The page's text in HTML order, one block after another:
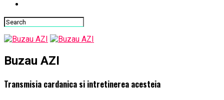
Buzau AZI
Transmisia cardanica si intretinerea acesteia